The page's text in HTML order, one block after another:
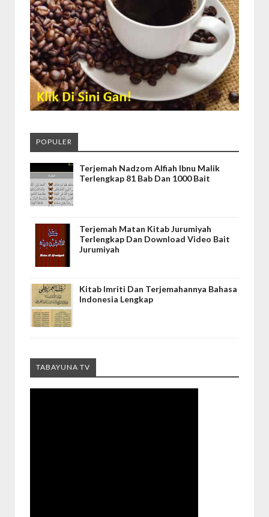
POPULER
Terjemah Nadzom Alfiah Ibnu Malik
Terlengkap 81 Bab Dan 1000 Bait
Terjemah Matan Kitab Jurumiyah
Terlengkap Dan Download Video Bait
Jurumiyah
Kitab Imriti Dan Terjemahannya Bahasa
Indonesia Lengkap
TABAYUNA TV